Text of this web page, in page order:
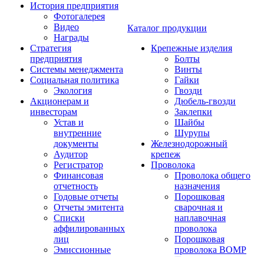
История предприятия
Фотогалерея
Видео
Награды
Стратегия
предприятия
Системы менеджмента
Социальная политика
Экология
Акционерам и
инвесторам
Устав и
внутренние
документы
Аудитор
Регистратор
Финансовая
отчетность
Годовые отчеты
Отчеты эмитента
Списки
аффилированных
лиц
Эмиссионные
Каталог продукции
Крепежные изделия
Болты
Винты
Гайки
Гвозди
Дюбель-гвозди
Заклепки
Шайбы
Шурупы
Железнодорожный
крепеж
Проволока
Проволока общего
назначения
Порошковая
сварочная и
наплавочная
проволока
Порошковая
проволока ВОМР